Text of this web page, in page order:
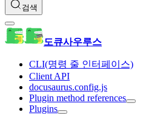
검색
도큐사우루스
CLI(명령 줄 인터페이스)
Client API
docusaurus.config.js
Plugin method references
Plugins